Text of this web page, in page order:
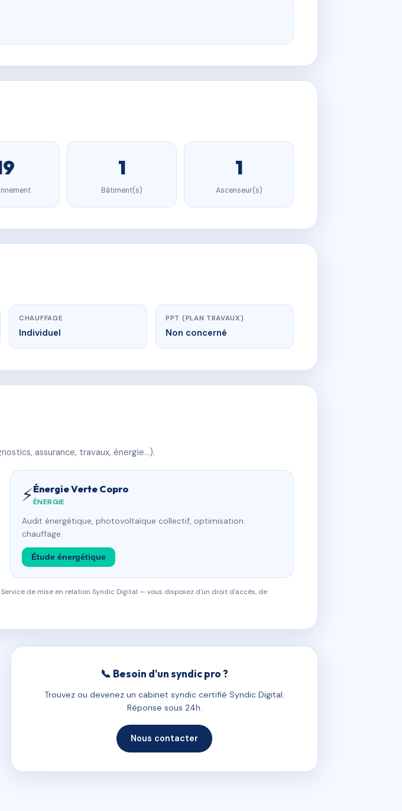
1
Bâtiment(s)
1
Ascenseur(s)
CHAUFFAGE
Individuel
PPT (PLAN TRAVAUX)
Non concerné
assurance, travaux, énergie…).
⚡Énergie Verte Copro
ÉNERGIE
Audit énergétique, photovoltaïque collectif, optimisation
chauffage.
Étude énergétique
de mise en relation Syndic Digital — vous disposez d'un droit d'accès, de
📞 Besoin d'un syndic pro ?
Trouvez ou devenez un cabinet syndic certifié Syndic Digital.
Réponse sous 24h.
Nous contacter